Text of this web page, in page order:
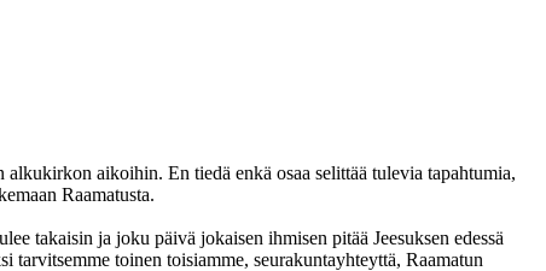
aikoihin. En tiedä enkä osaa selittää tulevia tapahtumia,
Raamatusta.
takaisin ja joku päivä jokaisen ihmisen pitää Jeesuksen edessä
tarvitsemme toinen toisiamme, seurakuntayhteyttä, Raamatun